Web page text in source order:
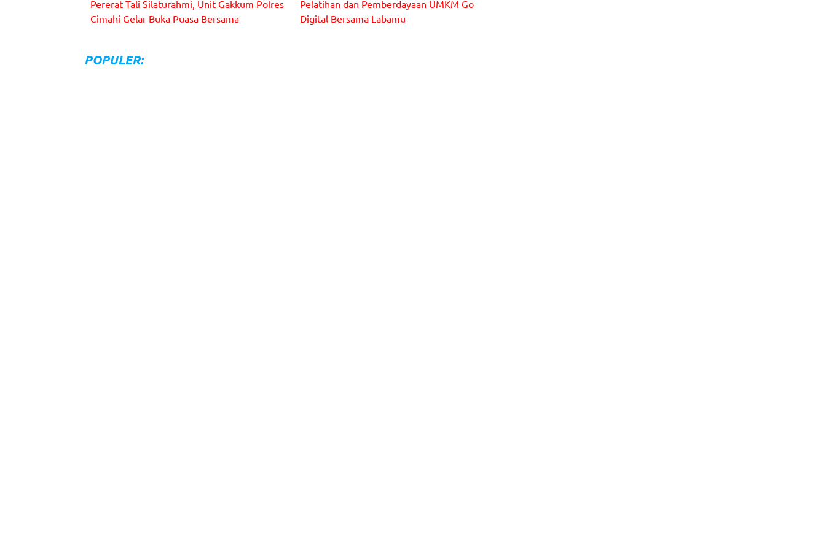
Foto bersama keluarga besar Unit Gakkum Polres
Cimahi seusai melaksanakan Buka Puasa Bersama.
Pererat Tali Silaturahmi, Unit Gakkum Polres
Cimahi Gelar Buka Puasa Bersama
Head of Digital Marketing Labamu Irfan Badruzaman
sedang memberikan materi kepada pelaku UMKM di
Pelatihan dan Pemberdayaan UMKM Go
Digital Bersama Labamu
POPULER: